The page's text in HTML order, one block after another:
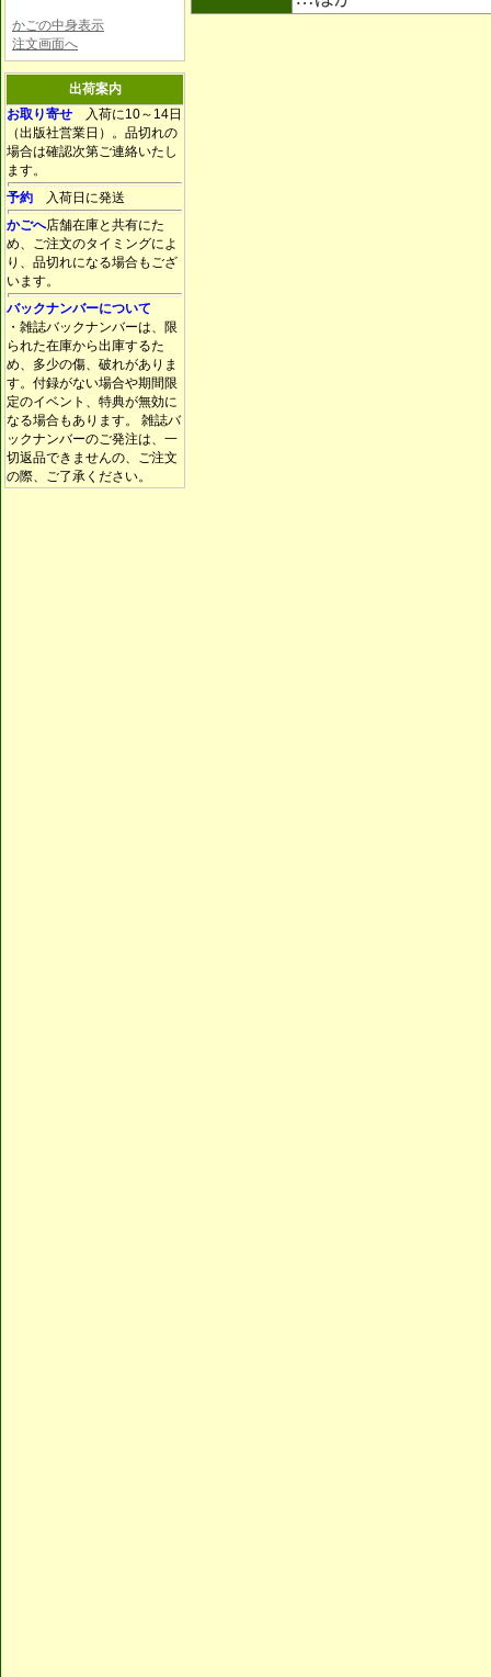
かごの中身表示
注文画面へ
出荷案内
お取り寄せ 入荷に10～14日
（出版社営業日）。品切れの
場合は確認次第ご連絡いたし
ます。
予約 入荷日に発送
かごへ店舗在庫と共有にた
め、ご注文のタイミングによ
り、品切れになる場合もござ
います。
バックナンバーについて
・雑誌バックナンバーは、限
られた在庫から出庫するた
め、多少の傷、破れがありま
す。付録がない場合や期間限
定のイベント、特典が無効に
なる場合もあります。 雑誌バ
ックナンバーのご発注は、一
切返品できませんの、ご注文
の際、ご了承ください。